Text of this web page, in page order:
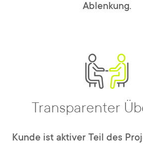
Ablenkung.
Transparenter
Kunde ist aktiver Teil des